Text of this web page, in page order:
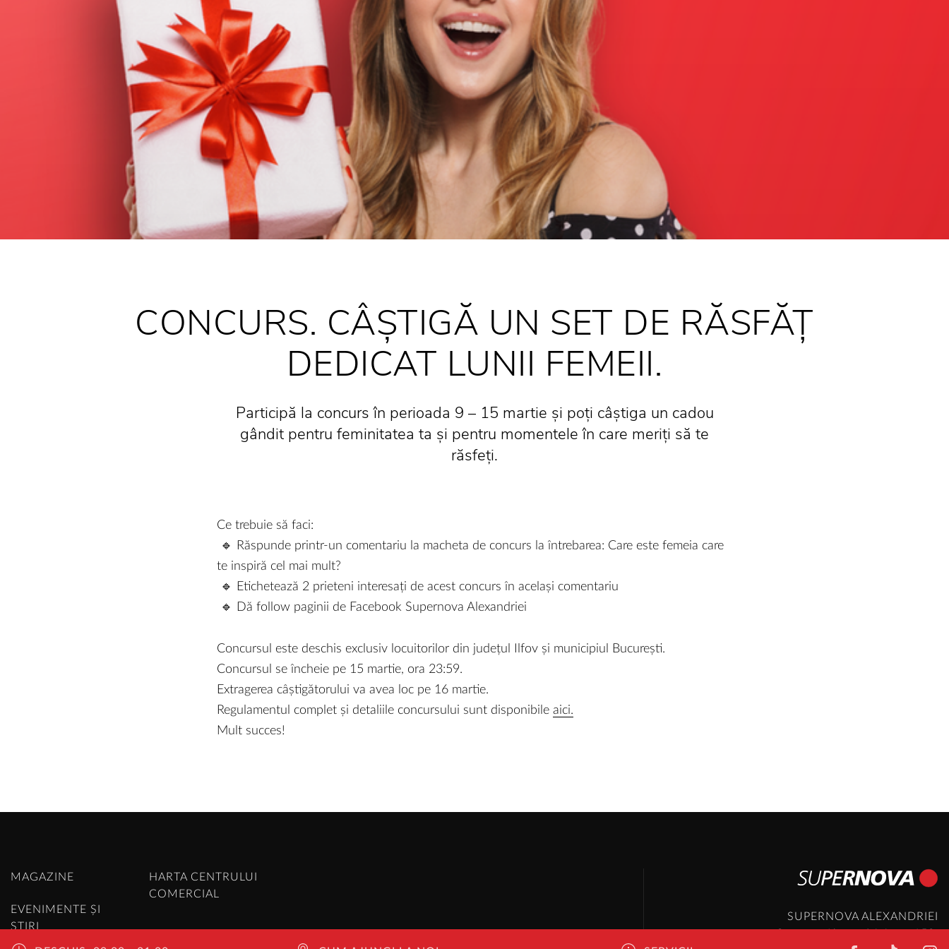
CONCURS. CÂȘTIGĂ UN SET DE RĂSFĂȚ
DEDICAT LUNII FEMEII.
Participă la concurs în perioada 9 – 15 martie și poți câștiga un cadou
gândit pentru feminitatea ta și pentru momentele în care meriți să te
răsfeți.
Ce trebuie să faci:
🔹 Răspunde printr-un comentariu la macheta de concurs la întrebarea: Care este femeia care
te inspiră cel mai mult?
🔹 Etichetează 2 prieteni interesați de acest concurs în același comentariu
🔹 Dă follow paginii de Facebook Supernova Alexandriei
Concursul este deschis exclusiv locuitorilor din județul Ilfov și municipiul București.
Concursul se încheie pe 15 martie, ora 23:59.
Extragerea câștigătorului va avea loc pe 16 martie.
Regulamentul complet și detaliile concursului sunt disponibile aici.
Mult succes!
MAGAZINE
EVENIMENTE ȘI
ȘTIRI
HARTA CENTRULUI
COMERCIAL
SUPERNOVA ALEXANDRIEI